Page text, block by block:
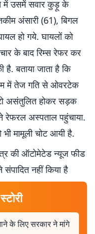
में उसमें सवार कुड़ू के
अंसारी (61), बिगल
हो गये. घायलों को
के बाद रिम्स रेफर कर
है. बताया जाता है कि
में तेज गति से ओवरटेक
असंतुलित होकर सड़क
रेफरल अस्पताल पहुंचाया.
मामूली चोट आयी है.
की ऑटोमेटेड न्यूज फीड
नहीं किया है
के लिए सरकार ने मांगे